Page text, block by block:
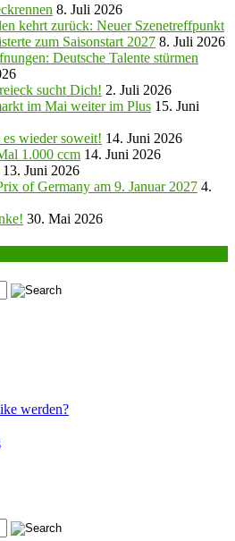
8. Juli 2026
kehrt zurück: Neuer Szenetreffpunkt
zum Saisonstart 2027 8. Juli 2026
Deutsche Talente stürmen
sucht Dich! 2. Juli 2026
im Mai weiter im Plus 15. Juni
wieder soweit! 14. Juni 2026
1.000 ccm 14. Juni 2026
13. Juni 2026
of Germany am 9. Januar 2027 4.
30. Mai 2026
werden?